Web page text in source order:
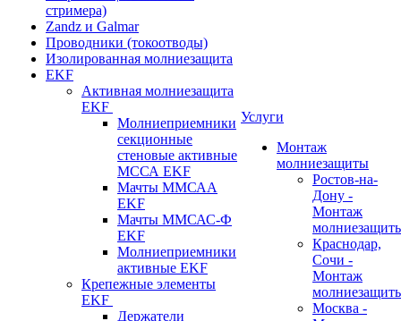
стримера)
Zandz и Galmar
Проводники (токоотводы)
Изолированная молниезащита
EKF
Активная молниезащита
EKF
Молниеприемники
секционные
стеновые активные
МССА EKF
Мачты ММСАА
EKF
Мачты ММСАС-Ф
EKF
Молниеприемники
активные EKF
Крепежные элементы
EKF
Держатели
Услуги
Монтаж
молниезащиты
Ростов-на-
Дону -
Монтаж
Краснодар,
Сочи -
Монтаж
Москва -